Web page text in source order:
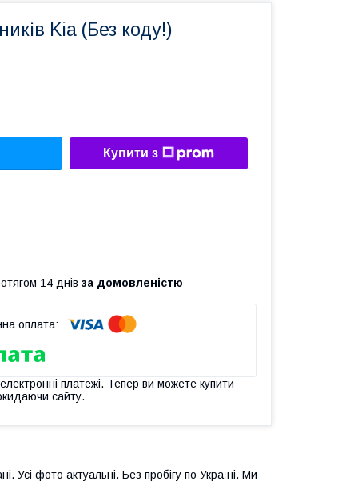
Kia (Без коду!)
Купити з
14 днів за домовленістю
платежі. Тепер ви можете купити
сайту.
Усі фото актуальні. Без пробігу по Україні. Ми